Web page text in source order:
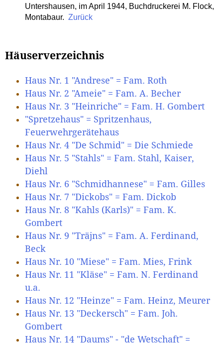
Untershausen, im April 1944, Buchdruckerei M. Flock,
Montabaur. Zurück
Häuserverzeichnis
Haus Nr. 1 "Andrese" = Fam. Roth
Haus Nr. 2 "Ameie" = Fam. A. Becher
Haus Nr. 3 "Heinriche" = Fam. H. Gombert
"Spretzehaus" = Spritzenhaus,
Feuerwehrgerätehaus
Haus Nr. 4 "De Schmid" = Die Schmiede
Haus Nr. 5 "Stahls" = Fam. Stahl, Kaiser,
Diehl
Haus Nr. 6 "Schmidhannese" = Fam. Gilles
Haus Nr. 7 "Dickobs" = Fam. Dickob
Haus Nr. 8 "Kahls (Karls)" = Fam. K.
Gombert
Haus Nr. 9 "Träjns" = Fam. A. Ferdinand,
Beck
Haus Nr. 10 "Miese" = Fam. Mies, Frink
Haus Nr. 11 "Kläse" = Fam. N. Ferdinand
u.a.
Haus Nr. 12 "Heinze" = Fam. Heinz, Meurer
Haus Nr. 13 "Deckersch" = Fam. Joh.
Gombert
Haus Nr. 14 "Daums" - "de Wetschaft" =